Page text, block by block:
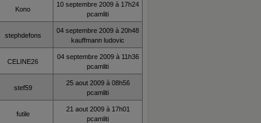
Kono
10 septembre 2009 à 17h24
pcamliti
stephdefons
04 septembre 2009 à 20h48
kauffmann ludovic
CELINE26
04 septembre 2009 à 11h36
pcamliti
stef59
25 aout 2009 à 08h56
pcamliti
futile
21 aout 2009 à 17h01
pcamliti